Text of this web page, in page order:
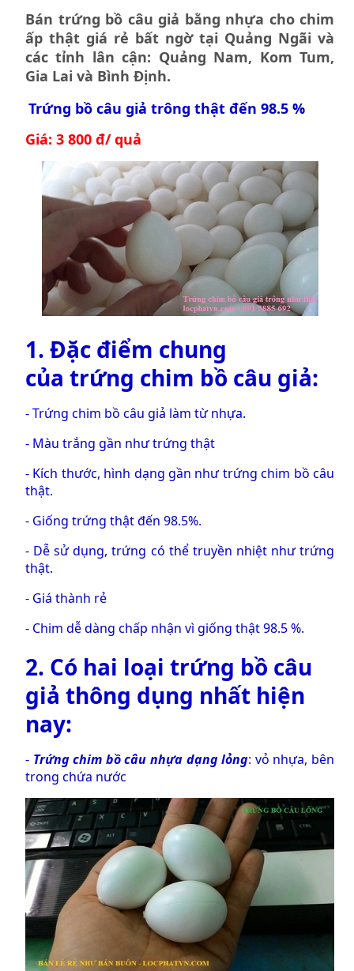
Bán trứng bồ câu giả bằng nhựa cho chim
ấp thật giá rẻ bất ngờ tại Quảng Ngãi và
các tỉnh lân cận: Quảng Nam, Kom Tum,
Gia Lai và Bình Định.
Trứng bồ câu giả trông thật đến 98.5 %
Giá: 3 800 đ/ quả
1. Đặc điểm chung
của trứng chim bồ câu giả:
-Trứng chim bồ câu giả làm từ nhựa.
- Màu trắng gần như trứng thật
- Kích thước, hình dạng gần như trứng chim bồ câu
thật.
- Giống trứng thật đến 98.5%.
- Dễ sử dụng, trứng có thể truyền nhiệt như trứng
thật.
- Giá thành rẻ
- Chim dễ dàng chấp nhận vì giống thật 98.5 %.
2. Có hai loại trứng bồ câu
giả thông dụng nhất hiện
nay:
- Trứng chim bồ câu nhựa dạng lỏng: vỏ nhựa, bên
trong chứa nước